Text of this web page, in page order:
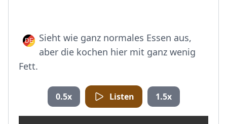
Sieht wie ganz normales Essen aus,
aber die kochen hier mit ganz wenig
Fett.
0.5x Listen 1.5x